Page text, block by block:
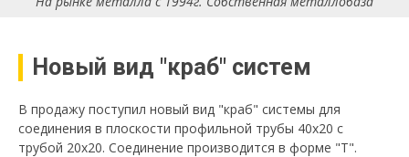
Новый вид "краб" систем
В продажу поступил новый вид "краб" системы для
соединения в плоскости профильной трубы 40х20 с
трубой 20х20. Соединение производится в форме "Т".